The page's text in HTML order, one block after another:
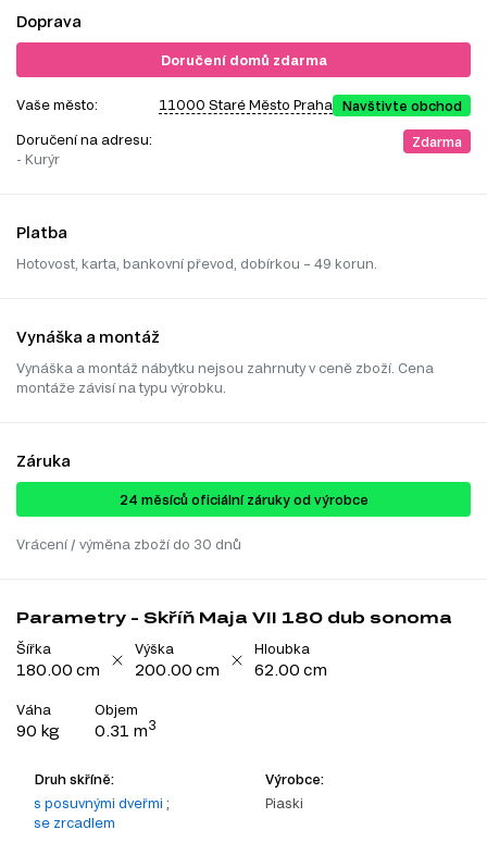
Doprava
Doručení domů zdarma
Vaše město: 11000 Staré Město Praha Navštivte obchod
Doručení na adresu:
- Kurýr
Zdarma
Platba
Hotovost, karta, bankovní převod, dobírkou – 49 korun.
Vynáška a montáž
Vynáška a montáž nábytku nejsou zahrnuty v ceně zboží. Cena
montáže závisí na typu výrobku.
Záruka
24 ​​​​měsíců oficiální záruky od výrobce
Vrácení / výměna zboží do 30 dnů
Parametry - Skříň Maja VII 180 dub sonoma
Šířka
180.00 cm
Výška
200.00 cm
Hloubka
62.00 cm
Váha
90 kg
Objem
0.31 m3
Druh skříně:
s posuvnými dveřmi ;
se zrcadlem
Výrobce:
Piaski